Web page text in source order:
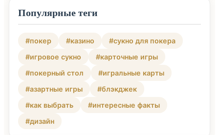
Популярные теги
#покер #казино
#сукно для покера
#игровое сукно
#карточные игры
#покерный стол
#игральные карты
#азартные игры
#блэкджек
#как выбрать
#интересные факты
#дизайн